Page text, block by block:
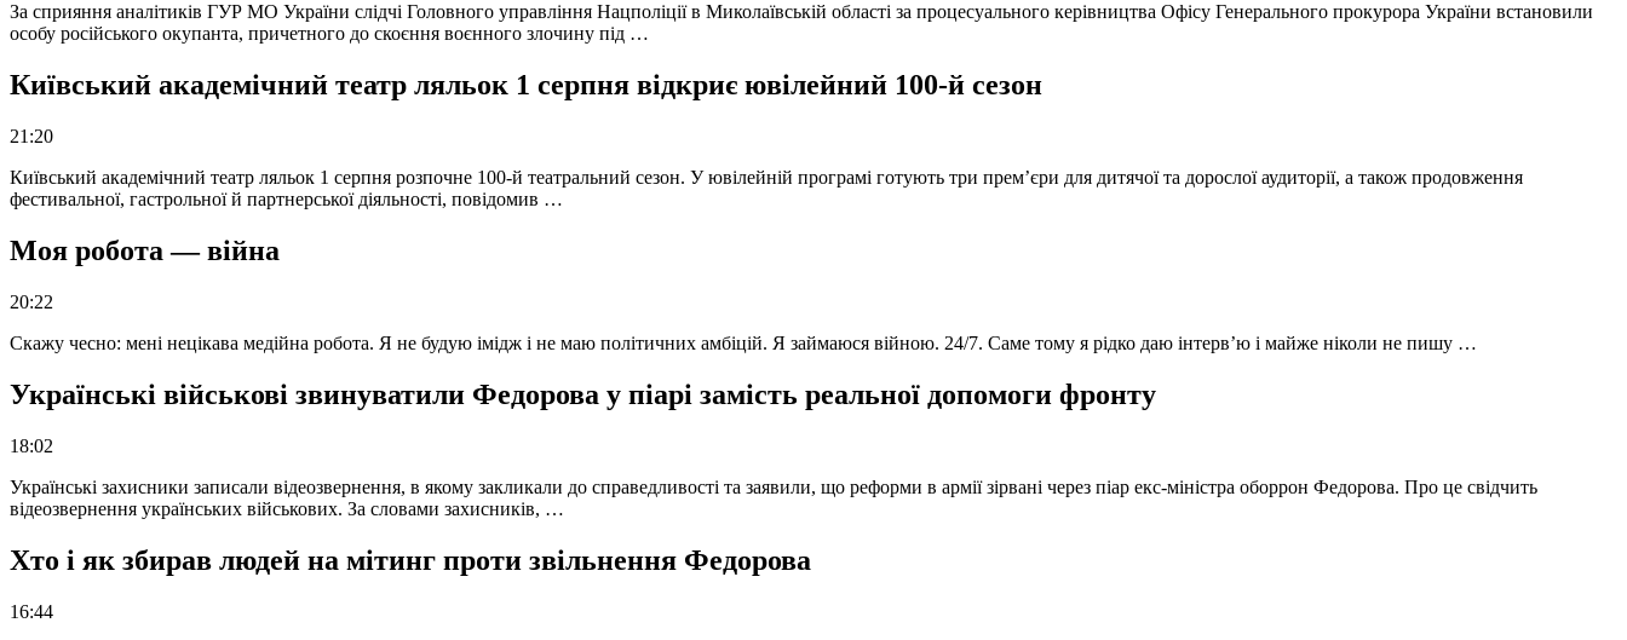
За сприяння аналітиків ГУР МО України слідчі Головного управління Нацполіції в Миколаївській області за процесуального керівництва Офісу Генерального прокурора України встановили
особу російського окупанта, причетного до скоєння воєнного злочину під …
Київський академічний театр ляльок 1 серпня відкриє ювілейний 100-й сезон
21:20
Київський академічний театр ляльок 1 серпня розпочне 100-й театральний сезон. У ювілейній програмі готують три прем’єри для дитячої та дорослої аудиторії, а також продовження
фестивальної, гастрольної й партнерської діяльності, повідомив …
Моя робота — війна
20:22
Скажу чесно: мені нецікава медійна робота. Я не будую імідж і не маю політичних амбіцій. Я займаюся війною. 24/7. Саме тому я рідко даю інтерв’ю і майже ніколи не пишу …
Українські військові звинуватили Федорова у піарі замість реальної допомоги фронту
18:02
Українські захисники записали відеозвернення, в якому закликали до справедливості та заявили, що реформи в армії зірвані через піар екс-міністра оборрон Федорова. Про це свідчить
відеозвернення українських військових. За словами захисників, …
Хто і як збирав людей на мітинг проти звільнення Федорова
16:44